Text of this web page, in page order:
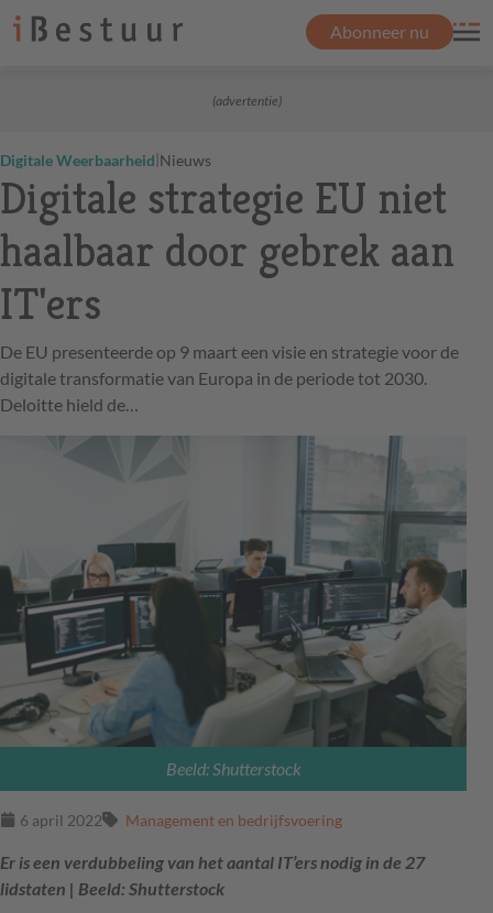
Abonneer nu
(advertentie)
Digitale Weerbaarheid|Nieuws
Digitale strategie EU niet
haalbaar door gebrek aan
IT'ers
De EU presenteerde op 9 maart een visie en strategie voor de
digitale transformatie van Europa in de periode tot 2030.
Deloitte hield de…
Beeld: Shutterstock
6 april 2022 Management en bedrijfsvoering
Er is een verdubbeling van het aantal IT’ers nodig in de 27
lidstaten | Beeld: Shutterstock